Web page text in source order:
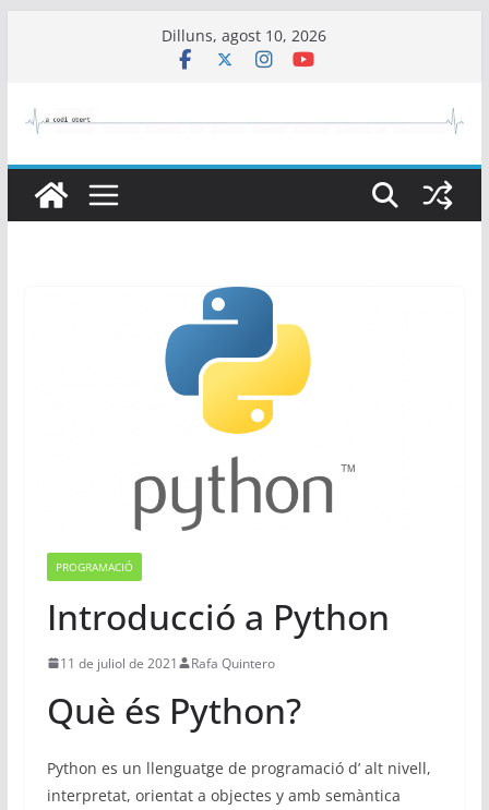
Dilluns, agost 10, 2026
PROGRAMACIÓ
Introducció a Python
11 de juliol de 2021 Rafa Quintero
Què és Python?
Python es un llenguatge de programació d’ alt nivell,
interpretat, orientat a objectes y amb semàntica